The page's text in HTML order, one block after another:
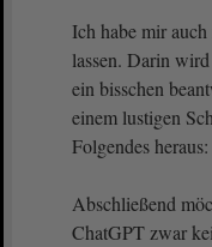
Ich habe mir
lassen. Darin
ein bisschen
einem lustigen
Folgendes heraus:
Abschließend
ChatGPT zwar